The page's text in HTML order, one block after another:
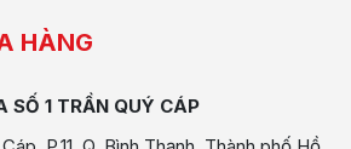
HÀNG
SỐ 1 TRẦN QUÝ CÁP